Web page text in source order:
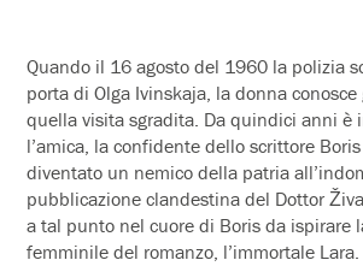
Quando il 16 agosto del 1960 la polizia
porta di Olga Ivinskaja, la donna
quella visita sgradita. Da quindici anni è
l’amica, la confidente dello scrittore
diventato un nemico della patria
pubblicazione clandestina del Dottor
a tal punto nel cuore di Boris da ispirare
femminile del romanzo, l’immortale Lara.